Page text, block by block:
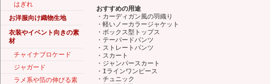
はぎれ
お洋服向け織物生地
衣装やイベント向きの素
材
チャイナブロケード
ジャガード
ラメ系や箔の伸びる素
おすすめの用途
・カーディガン風の羽織り
・軽いノーカラージャケット
・ボックス型トップス
・テーパードパンツ
・ストレートパンツ
・スカート
・ジャンパースカート
・Iラインワンピース
・チュニック